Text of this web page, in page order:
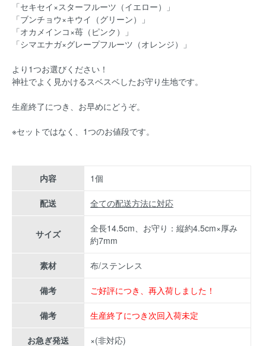
「セキセイ×スターフルーツ（イエロー）」
「ブンチョウ×キウイ（グリーン）」
「オカメインコ×苺（ピンク）」
「シマエナガ×グレープフルーツ（オレンジ）」
より1つお選びください！
神社でよく見かけるスベスベしたお守り生地です。
生産終了につき、お早めにどうぞ。
※セットではなく、1つのお値段です。
内容 1個
配送 全ての配送方法に対応
サイズ
全長14.5cm、お守り：縦約4.5cm×厚み
約7mm
素材 布/ステンレス
備考 ご好評につき、再入荷しました！
備考 生産終了につき次回入荷未定
お急ぎ発送 ×(非対応)